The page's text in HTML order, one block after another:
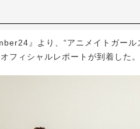
』より、“アニメイトガール
フィシャルレポートが到着した。